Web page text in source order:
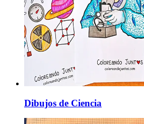
Dibujos de Ciencia